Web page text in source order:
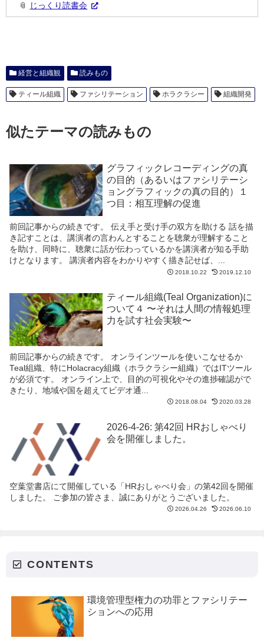
📎
じっくり読書会
経営と組織観 読みもの
ティール組織 ファシリテーション ホラクラシー 組織開発
似たテーマの読みもの
グラフィックレコーディングの真
の目的（あるいはファシリテーシ
ョングラフィックの真の目的）１
つ目：相互理解の促進
前回記事からの続きです。 伝え手と受け手の双方を助ける 話を描
き記すことは、講演者の言わんとすることを聴衆が理解すること
を助け、同時に、聴衆に話が伝わっているかを講演者が知る手助
けとなります。 講演者内容をわかりやすく描き記せば、...
2018.10.22 2019.12.10
ティール組織(Teal Organization)に
ついて４ 〜それは人間の情報処理
力を試す社会実験〜
前回記事からの続きです。 オンラインツールを使いこなせるか
Teal組織、特にHolacracy組織（ホラクラシー組織）ではITツール
が必須です。 オンライン上で、目的の可視化やその進捗確認がで
きたり、地域や国を超えてビデオ通...
2018.08.04 2020.03.28
2026-4-26: 第42回 HRおしゃべり
会を開催しました。
空葉堂書店にて開催している「HRおしゃべり会」の第42回を開催
しました。 ご参加の皆さま、誠にありがとうございました。
2026.04.26 2026.06.10
CONTENTS
環境管理型権力の功罪とファシリテー
ションへの応用